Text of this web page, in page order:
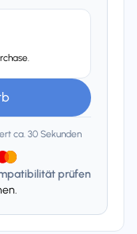
ca. 30 Sekunden
prüfen